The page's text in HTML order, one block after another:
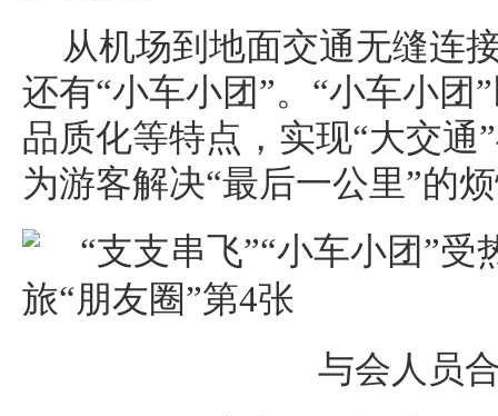
从机场到地面交通无缝连
还有“小车小团”。“小车小团
品质化等特点，实现“大交通
为游客解决“最后一公里”的
与会人员